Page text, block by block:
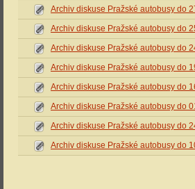
Archiv diskuse Pražské autobusy do
Archiv diskuse Pražské autobusy do
Archiv diskuse Pražské autobusy do
Archiv diskuse Pražské autobusy do
Archiv diskuse Pražské autobusy do
Archiv diskuse Pražské autobusy do
Archiv diskuse Pražské autobusy do
Archiv diskuse Pražské autobusy do